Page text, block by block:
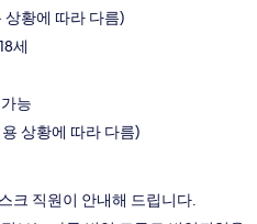
상황에 따라 다름)
세
능
상황에 따라 다름)
크 직원이 안내해 드립니다.